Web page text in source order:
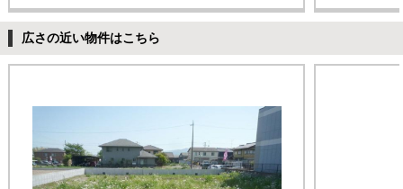
広さの近い物件はこちら